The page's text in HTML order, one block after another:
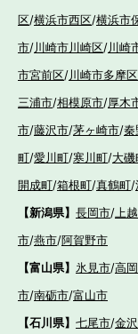
区/横浜市西区/横浜市
市/川崎市川崎区/川崎
市宮前区/川崎市多摩区
三浦市/相模原市/厚木
市/藤沢市/茅ヶ崎市/秦
町/愛川町/寒川町/大磯
開成町/箱根町/真鶴町/
【新潟県】 長岡市/ 上
市/燕市/阿賀野市
【富山県】 氷見市/高
市/南砺市/富山市
【石川県】 七尾市/金